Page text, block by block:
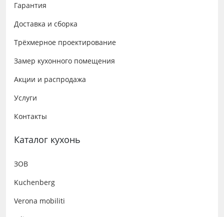
Гарантия
Доставка и сборка
Трёхмерное проектирование
Замер кухонного помещения
Акции и распродажа
Услуги
Контакты
Каталог кухонь
ЗОВ
Kuchenberg
Verona mobiliti